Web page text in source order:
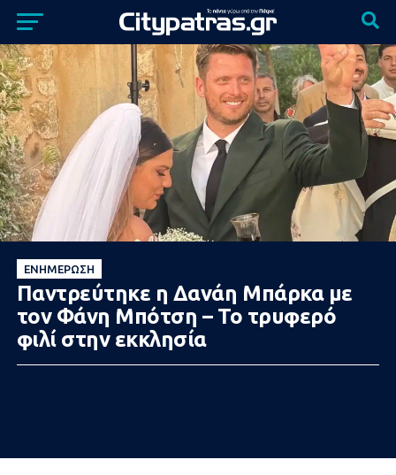
ΕΝΗΜΈΡΩΣΗ
Παντρεύτηκε η Δανάη Μπάρκα με
τον Φάνη Μπότση – Το τρυφερό
φιλί στην εκκλησία